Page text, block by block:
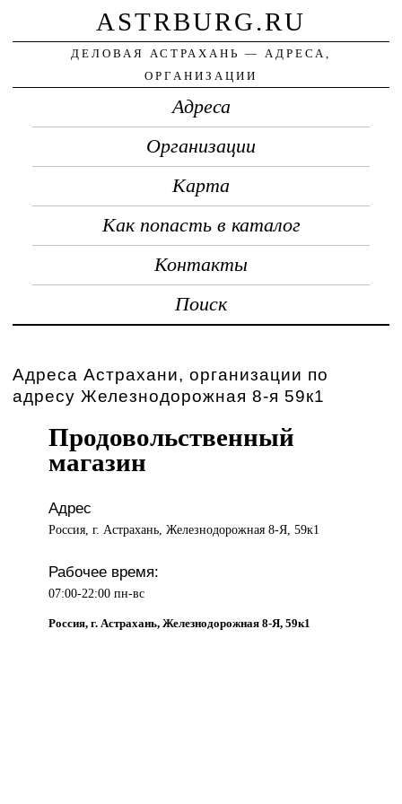
ASTRBURG.RU
ДЕЛОВАЯ АСТРАХАНЬ — АДРЕСА,
ОРГАНИЗАЦИИ
Адреса
Организации
Карта
Как попасть в каталог
Контакты
Поиск
Адреса Астрахани, организации по
адресу Железнодорожная 8-я 59к1
Продовольственный
магазин
Адрес
Россия, г. Астрахань, Железнодорожная 8-Я, 59к1
Рабочее время:
07:00-22:00 пн-вс
Россия, г. Астрахань, Железнодорожная 8-Я, 59к1